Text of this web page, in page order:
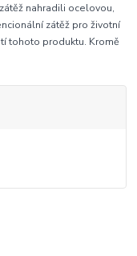
nahradili ocelovou,
zátěž pro životní
tohoto produktu. Kromě